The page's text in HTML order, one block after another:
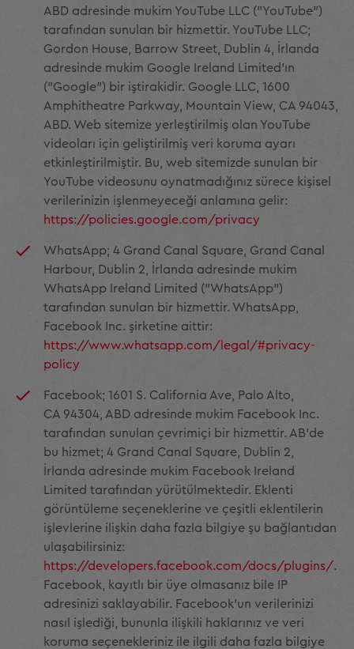
ABD adresinde mukim YouTube LLC ("YouTube")
tarafından sunulan bir hizmettir. YouTube LLC;
Gordon House, Barrow Street, Dublin 4, İrlanda
adresinde mukim Google Ireland Limited'ın
("Google") bir iştirakidir. Google LLC, 1600
Amphitheatre Parkway, Mountain View, CA 94043,
ABD. Web sitemize yerleştirilmiş olan YouTube
videoları için geliştirilmiş veri koruma ayarı
etkinleştirilmiştir. Bu, web sitemizde sunulan bir
YouTube videosunu oynatmadığınız sürece kişisel
verilerinizin işlenmeyeceği anlamına gelir:
https://policies.google.com/privacy
WhatsApp; 4 Grand Canal Square, Grand Canal
Harbour, Dublin 2, İrlanda adresinde mukim
WhatsApp Ireland Limited ("WhatsApp")
tarafından sunulan bir hizmettir. WhatsApp,
Facebook Inc. şirketine aittir:
https://www.whatsapp.com/legal/#privacy-
policy
Facebook; 1601 S. California Ave, Palo Alto,
CA 94304, ABD adresinde mukim Facebook Inc.
tarafından sunulan çevrimiçi bir hizmettir. AB'de
bu hizmet; 4 Grand Canal Square, Dublin 2,
İrlanda adresinde mukim Facebook Ireland
Limited tarafından yürütülmektedir. Eklenti
görüntüleme seçeneklerine ve çeşitli eklentilerin
işlevlerine ilişkin daha fazla bilgiye şu bağlantıdan
ulaşabilirsiniz:
https://developers.facebook.com/docs/plugins/.
Facebook, kayıtlı bir üye olmasanız bile IP
adresinizi saklayabilir. Facebook'un verilerinizi
nasıl işlediği, bununla ilişkili haklarınız ve veri
koruma seçenekleriniz ile ilgili daha fazla bilgiye